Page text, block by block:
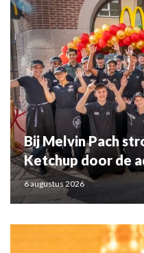
Bij Melvin Pach
Ketchup door de
6 augustus 2026